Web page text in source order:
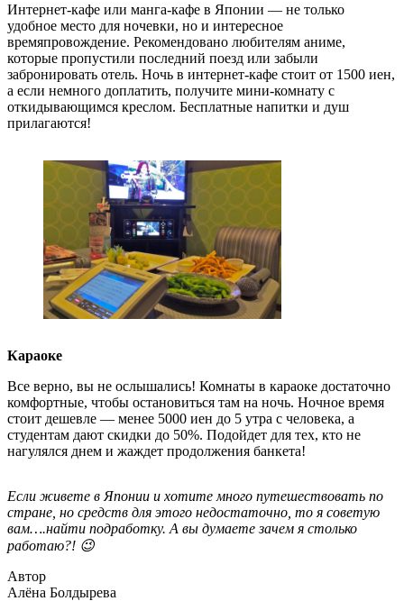
Интернет-кафе или манга-кафе в Японии — не только
удобное место для ночевки, но и интересное
времяпровождение. Рекомендовано любителям аниме,
которые пропустили последний поезд или забыли
забронировать отель. Ночь в интернет-кафе стоит от 1500 иен,
а если немного доплатить, получите мини-комнату с
откидывающимся креслом. Бесплатные напитки и душ
прилагаются!
Караоке
Все верно, вы не ослышались! Комнаты в караоке достаточно
комфортные, чтобы остановиться там на ночь. Ночное время
стоит дешевле — менее 5000 иен до 5 утра с человека, а
студентам дают скидки до 50%. Подойдет для тех, кто не
нагулялся днем и жаждет продолжения банкета!
Если живете в Японии и хотите много путешествовать по
стране, но средств для этого недостаточно, то я советую
вам….найти подработку. А вы думаете зачем я столько
работаю?! 😉
Автор
Алёна Болдырева